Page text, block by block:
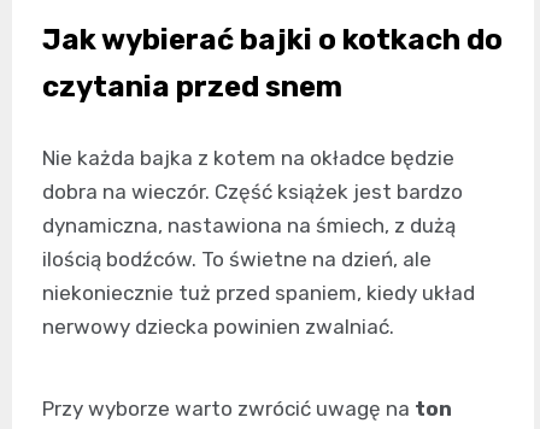
Jak wybierać bajki o kotkach do
czytania przed snem
Nie każda bajka z kotem na okładce będzie
dobra na wieczór. Część książek jest bardzo
dynamiczna, nastawiona na śmiech, z dużą
ilością bodźców. To świetne na dzień, ale
niekoniecznie tuż przed spaniem, kiedy układ
nerwowy dziecka powinien zwalniać.
Przy wyborze warto zwrócić uwagę na ton